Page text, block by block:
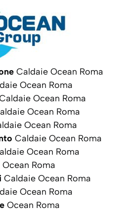
Caldaie Ocean Roma
Ocean Roma
Ocean Roma
Ocean Roma
Ocean Roma
Caldaie Ocean Roma
Ocean Roma
Roma
Caldaie Ocean Roma
Ocean Roma
Ocean Roma